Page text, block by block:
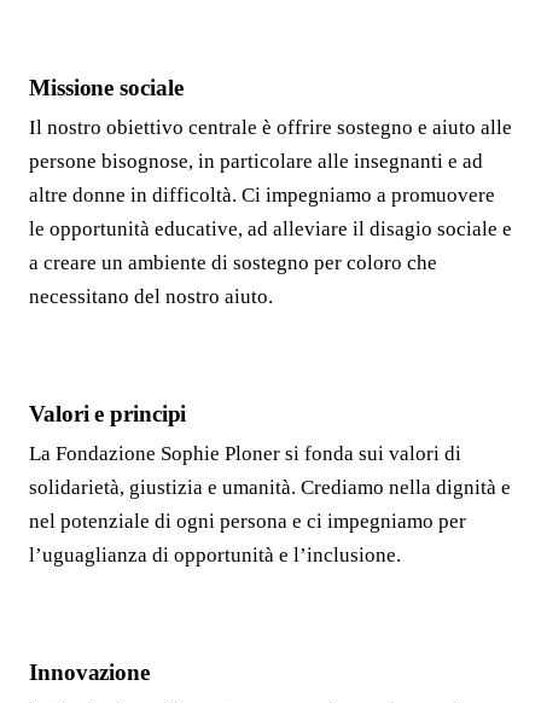
Missione sociale
Il nostro obiettivo centrale è offrire sostegno e aiuto alle
persone bisognose, in particolare alle insegnanti e ad
altre donne in difficoltà. Ci impegniamo a promuovere
le opportunità educative, ad alleviare il disagio sociale e
a creare un ambiente di sostegno per coloro che
Valori e principi
La Fondazione Sophie Ploner si fonda sui valori di
solidarietà, giustizia e umanità. Crediamo nella dignità e
nel potenziale di ogni persona e ci impegniamo per
l’uguaglianza di opportunità e l’inclusione.
Innovazione